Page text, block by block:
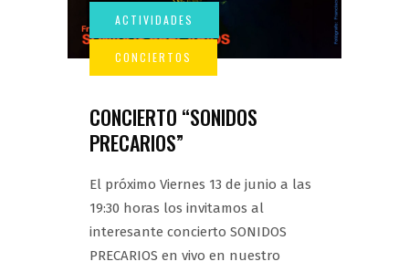
CONCIERTO “SONIDOS
PRECARIOS”
El próximo Viernes 13 de junio a las
19:30 horas los invitamos al
interesante concierto SONIDOS
PRECARIOS en vivo en nuestro